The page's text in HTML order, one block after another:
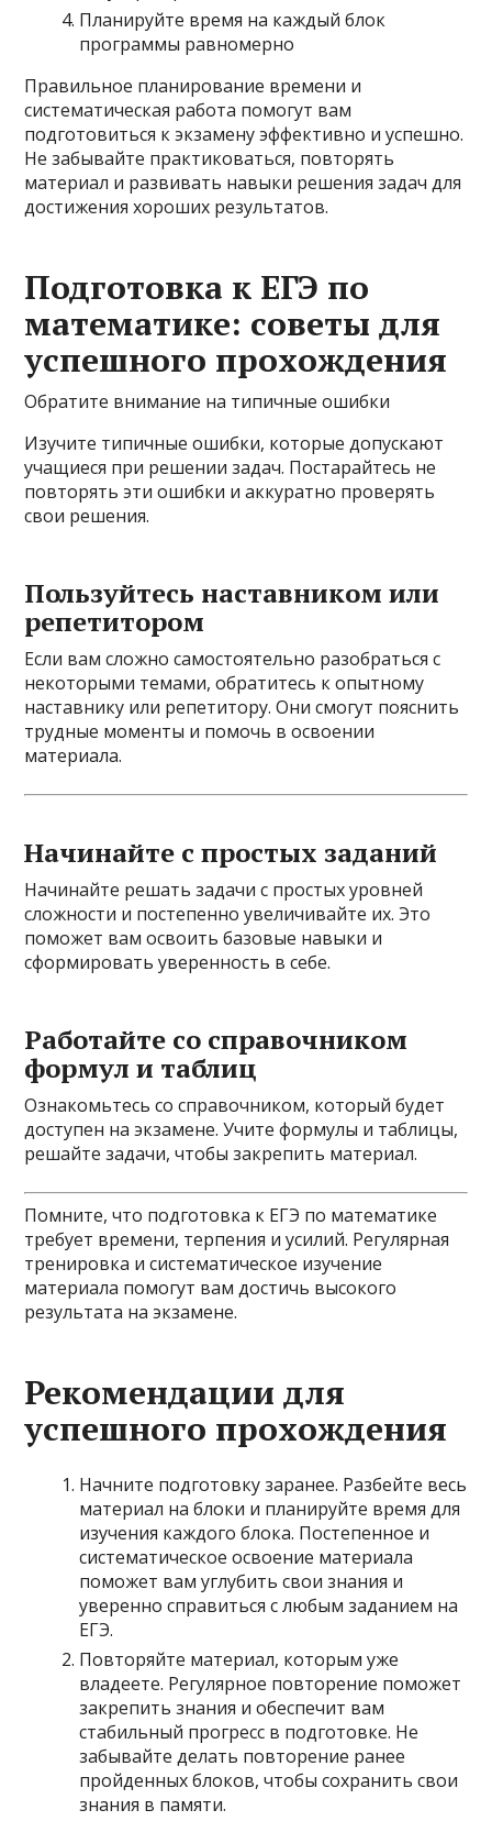
Планируйте время на каждый блок
программы равномерно
Правильное планирование времени и
систематическая работа помогут вам
подготовиться к экзамену эффективно и успешно.
Не забывайте практиковаться, повторять
материал и развивать навыки решения задач для
достижения хороших результатов.
Подготовка к ЕГЭ по
математике: советы для
успешного прохождения
Обратите внимание на типичные ошибки
Изучите типичные ошибки, которые допускают
учащиеся при решении задач. Постарайтесь не
повторять эти ошибки и аккуратно проверять
свои решения.
Пользуйтесь наставником или
репетитором
Если вам сложно самостоятельно разобраться с
некоторыми темами, обратитесь к опытному
наставнику или репетитору. Они смогут пояснить
трудные моменты и помочь в освоении
материала.
Начинайте с простых заданий
Начинайте решать задачи с простых уровней
сложности и постепенно увеличивайте их. Это
поможет вам освоить базовые навыки и
сформировать уверенность в себе.
Работайте со справочником
формул и таблиц
Ознакомьтесь со справочником, который будет
доступен на экзамене. Учите формулы и таблицы,
решайте задачи, чтобы закрепить материал.
Помните, что подготовка к ЕГЭ по математике
требует времени, терпения и усилий. Регулярная
тренировка и систематическое изучение
материала помогут вам достичь высокого
результата на экзамене.
Рекомендации для
успешного прохождения
Начните подготовку заранее. Разбейте весь
материал на блоки и планируйте время для
изучения каждого блока. Постепенное и
систематическое освоение материала
поможет вам углубить свои знания и
уверенно справиться с любым заданием на
ЕГЭ.
Повторяйте материал, которым уже
владеете. Регулярное повторение поможет
закрепить знания и обеспечит вам
стабильный прогресс в подготовке. Не
забывайте делать повторение ранее
пройденных блоков, чтобы сохранить свои
знания в памяти.